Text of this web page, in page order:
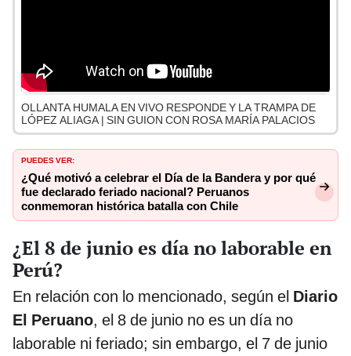
OLLANTA HUMALA EN VIVO RESPONDE Y LA TRAMPA DE
LÓPEZ ALIAGA | SIN GUION CON ROSA MARÍA PALACIOS
PUEDES VER:
¿Qué motivó a celebrar el Día de la Bandera y por qué
fue declarado feriado nacional? Peruanos
conmemoran histórica batalla con Chile
¿El 8 de junio es día no laborable en
Perú?
En relación con lo mencionado, según el Diario
El Peruano, el 8 de junio no es un día no
laborable ni feriado; sin embargo, el 7 de junio